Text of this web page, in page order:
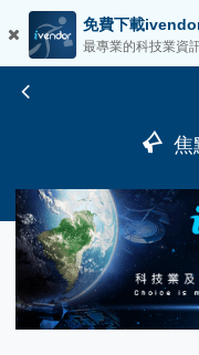
免費下載
最專業的科技業資
焦